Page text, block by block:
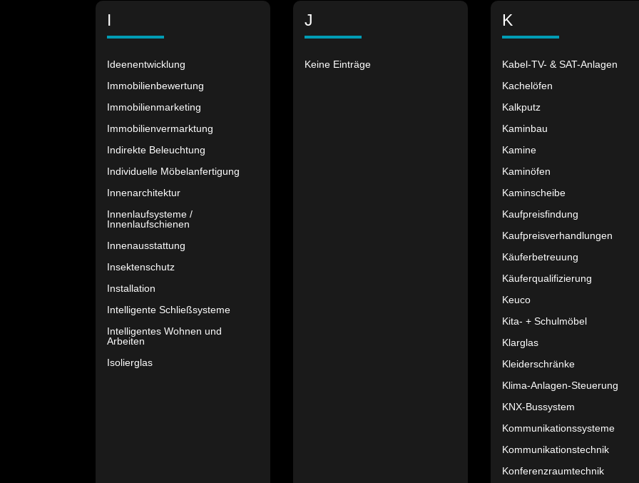
I
Ideenentwicklung
Immobilienbewertung
Immobilienmarketing
Immobilienvermarktung
Indirekte Beleuchtung
Individuelle Möbelanfertigung
Innenarchitektur
Innenlaufsysteme /
Innenlaufschienen
Innenausstattung
Insektenschutz
Installation
Intelligente Schließsysteme
Intelligentes Wohnen und
Arbeiten
Isolierglas
J
Keine Einträge
K
Kabel-TV- & SAT-Anlagen
Kachelöfen
Kalkputz
Kaminbau
Kamine
Kaminöfen
Kaminscheibe
Kaufpreisfindung
Kaufpreisverhandlungen
Käuferbetreuung
Käuferqualifizierung
Keuco
Kita- + Schulmöbel
Klarglas
Kleiderschränke
Klima-Anlagen-Steuerung
KNX-Bussystem
Kommunikationssysteme
Kommunikationstechnik
Konferenzraumtechnik